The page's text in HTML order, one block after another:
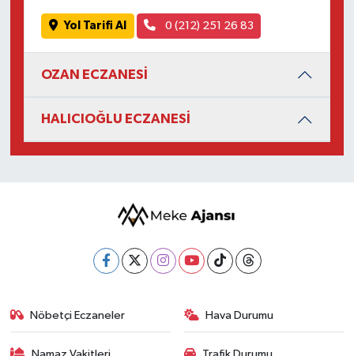
Yol Tarifi Al 0 (212) 251 26 83
OZAN ECZANESİ
HALICIOĞLU ECZANESİ
Nöbetçi Eczaneler Hava Durumu